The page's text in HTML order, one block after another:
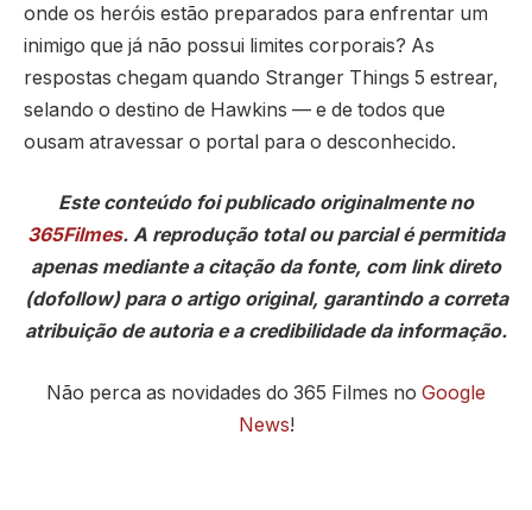
onde os heróis estão preparados para enfrentar um
inimigo que já não possui limites corporais? As
respostas chegam quando Stranger Things 5 estrear,
selando o destino de Hawkins — e de todos que
ousam atravessar o portal para o desconhecido.
Este conteúdo foi publicado originalmente no
365Filmes. A reprodução total ou parcial é permitida
apenas mediante a citação da fonte, com link direto
(dofollow) para o artigo original, garantindo a correta
atribuição de autoria e a credibilidade da informação.
Não perca as novidades do 365 Filmes no Google
News!